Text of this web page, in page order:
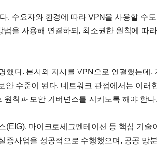
수요자와 환경에 따라 VPN을 사용할 수
을 사용해 연결하되, 최소권한 원칙에 따
다. 본사와 지사를 VPN으로 연결했는데,
수준이 된다. 네트워크 관점에서는 이러
칙과 보안 거버넌스를 지키도록 해야 한다.
마이크로세그멘테이션 등 핵심 기술
사업을 성공적으로 수행했으며, 공공 망